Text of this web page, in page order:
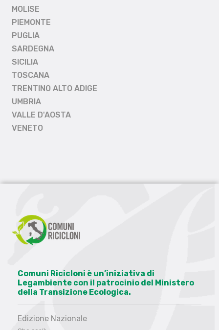
MOLISE
PIEMONTE
PUGLIA
SARDEGNA
SICILIA
TOSCANA
TRENTINO ALTO ADIGE
UMBRIA
VALLE D'AOSTA
VENETO
Comuni Ricicloni è un’iniziativa di
Legambiente con il patrocinio del Ministero
della Transizione Ecologica.
Edizione Nazionale